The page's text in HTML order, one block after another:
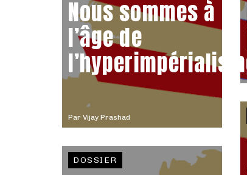
Par Vijay Prashad
Nous sommes à
l’âge de
DOSSIER